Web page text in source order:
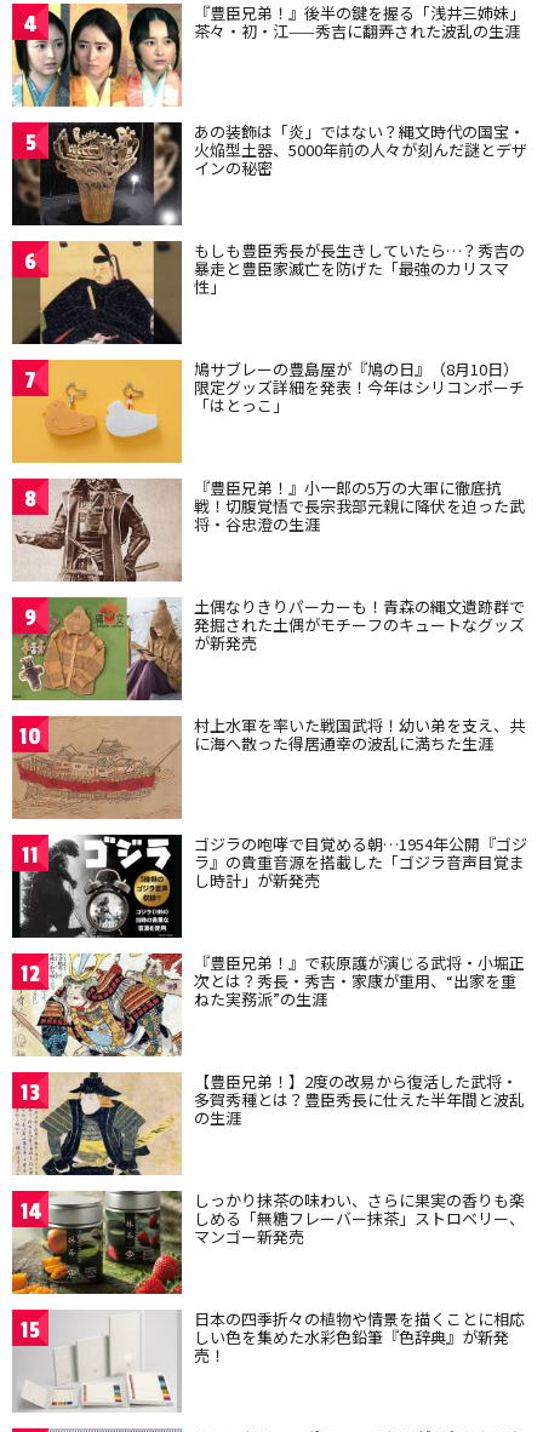
4 『豊臣兄弟！』後半の鍵を握る「浅井三姉妹」
茶々・初・江——秀吉に翻弄された波乱の生涯
5 あの装飾は「炎」ではない？縄文時代の国宝・
火焔型土器、5000年前の人々が刻んだ謎とデザ
インの秘密
6 もしも豊臣秀長が長生きしていたら…？秀吉の
暴走と豊臣家滅亡を防げた「最強のカリスマ
性」
7 鳩サブレーの豊島屋が『鳩の日』（8月10日）
限定グッズ詳細を発表！今年はシリコンポーチ
「はとっこ」
8 『豊臣兄弟！』小一郎の5万の大軍に徹底抗
戦！切腹覚悟で長宗我部元親に降伏を迫った武
将・谷忠澄の生涯
9 土偶なりきりパーカーも！青森の縄文遺跡群で
発掘された土偶がモチーフのキュートなグッズ
が新発売
10 村上水軍を率いた戦国武将！幼い弟を支え、共
に海へ散った得居通幸の波乱に満ちた生涯
11 ゴジラの咆哮で目覚める朝…1954年公開『ゴジ
ラ』の貴重音源を搭載した「ゴジラ音声目覚ま
し時計」が新発売
12 『豊臣兄弟！』で萩原護が演じる武将・小堀正
次とは？秀長・秀吉・家康が重用、“出家を重
ねた実務派”の生涯
13 【豊臣兄弟！】2度の改易から復活した武将・
多賀秀種とは？豊臣秀長に仕えた半年間と波乱
の生涯
14 しっかり抹茶の味わい、さらに果実の香りも楽
しめる「無糖フレーバー抹茶」ストロベリー、
マンゴー新発売
15 日本の四季折々の植物や情景を描くことに相応
しい色を集めた水彩色鉛筆『色辞典』が新発
売！